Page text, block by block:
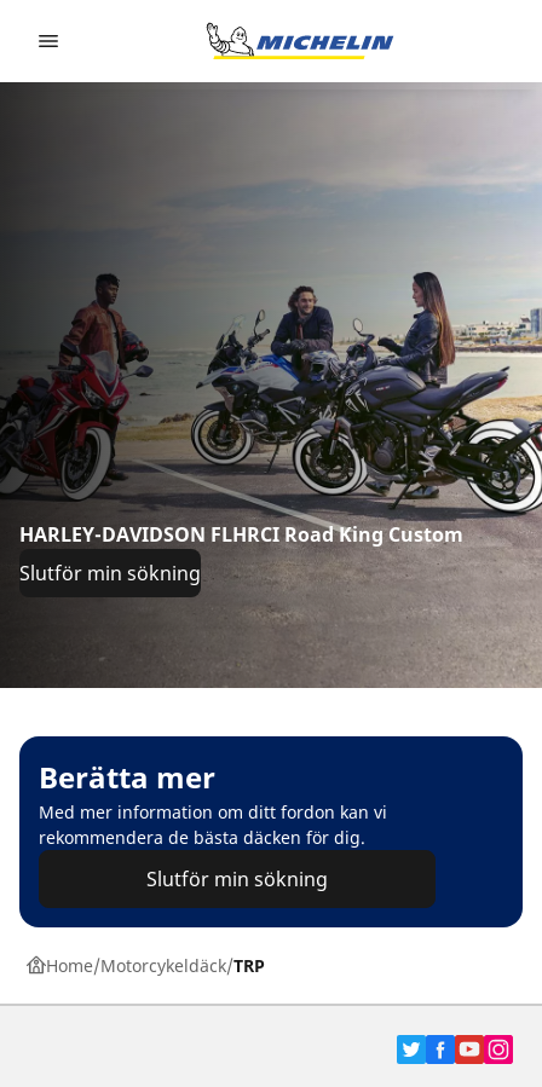
HARLEY-DAVIDSON FLHRCI Road King Custom
Slutför min sökning
Berätta mer
Med mer information om ditt fordon kan vi
rekommendera de bästa däcken för dig.
Slutför min sökning
Home Motorcykeldäck TRP